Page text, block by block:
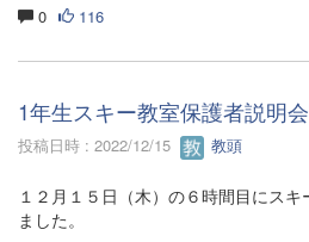
0 116
1年生スキー教室保護者説明
投稿日時 : 2022/12/15 教頭
１２月１５日（木）の６時間目にス
ました。